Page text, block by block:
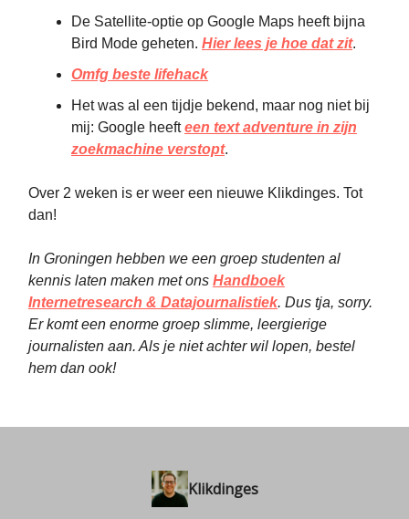
De Satellite-optie op Google Maps heeft bijna
Bird Mode geheten. Hier lees je hoe dat zit.
Omfg beste lifehack
Het was al een tijdje bekend, maar nog niet bij
mij: Google heefteen text adventure in zijn
zoekmachine verstopt.
Over 2 weken is er weer een nieuwe Klikdinges. Tot
dan!
In Groningen hebben we een groep studenten al
kennis laten maken met ons Handboek
Internetresearch & Datajournalistiek. Dus tja, sorry.
Er komt een enorme groep slimme, leergierige
journalisten aan. Als je niet achter wil lopen, bestel
hem dan ook!
Klikdinges